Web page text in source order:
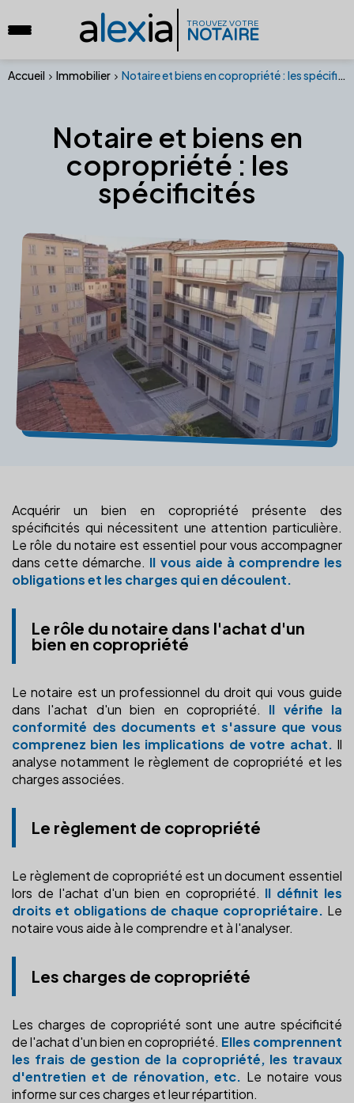
alexia TROUVEZ VOTRE
NOTAIRE
Accueil Immobilier Notaire et biens en copropriété : les spécificités
Notaire et biens en
copropriété : les
spécificités
Acquérir un bien en copropriété présente des
spécificités qui nécessitent une attention particulière.
Le rôle du notaire est essentiel pour vous accompagner
dans cette démarche. Il vous aide à comprendre les
obligations et les charges qui en découlent.
Le rôle du notaire dans l'achat d'un
bien en copropriété
Le notaire est un professionnel du droit qui vous guide
dans l'achat d'un bien en copropriété. Il vérifie la
conformité des documents et s'assure que vous
comprenez bien les implications de votre achat. Il
analyse notamment le règlement de copropriété et les
charges associées.
Le règlement de copropriété
Le règlement de copropriété est un document essentiel
lors de l'achat d'un bien en copropriété. Il définit les
droits et obligations de chaque copropriétaire. Le
notaire vous aide à le comprendre et à l'analyser.
Les charges de copropriété
Les charges de copropriété sont une autre spécificité
de l'achat d'un bien en copropriété. Elles comprennent
les frais de gestion de la copropriété, les travaux
d'entretien et de rénovation, etc. Le notaire vous
informe sur ces charges et leur répartition.